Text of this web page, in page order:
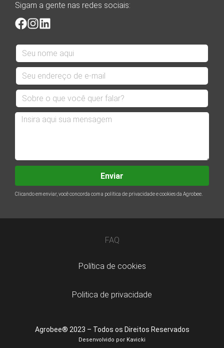
Sigam a gente nas redes sociais:
Enviar
Clicando em enviar, você concorda com a política de privacidade e cookies da Agrobee.
FAQ
Política de cookies
Politica de privacidade
Agrobee® 2023 – Todos os Direitos Reservados
Desenvolvido por Kavicki